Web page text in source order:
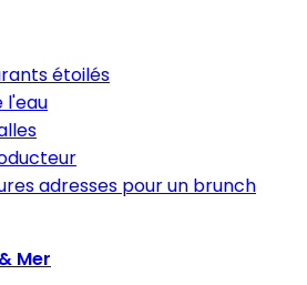
étoilés
l'eau
adresses pour un brunch
Mer